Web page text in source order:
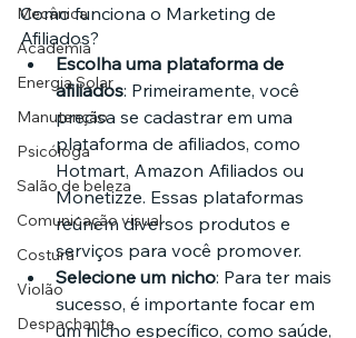
Mecânica
Academia
Energia Solar
Manutenção
Psicóloga
Salão de beleza
Comunicação visual
Costura
Violão
Despachante
Como funciona o Marketing de
Afiliados?
Escolha uma plataforma de
afiliados: Primeiramente, você
precisa se cadastrar em uma
plataforma de afiliados, como
Hotmart, Amazon Afiliados ou
Monetizze. Essas plataformas
reúnem diversos produtos e
serviços para você promover.
Selecione um nicho: Para ter mais
sucesso, é importante focar em
um nicho específico, como saúde,